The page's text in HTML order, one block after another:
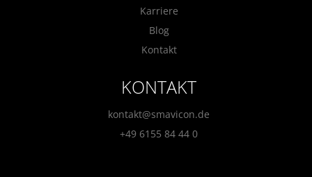
Karriere
Blog
Kontakt
KONTAKT
kontakt@smavicon.de
+49 6155 84 44 0